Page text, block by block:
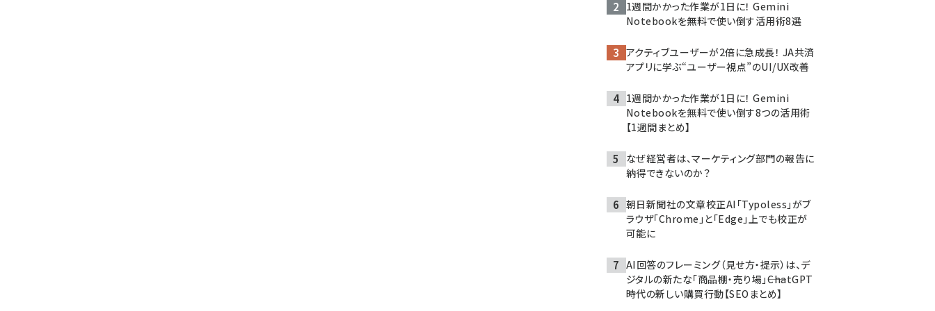
1週間かかった作業が1日に！ Gemini
Notebookを無料で使い倒す活用術8選
アクティブユーザーが2倍に急成長！ JA共済
アプリに学ぶ“ユーザー視点”のUI/UX改善
1週間かかった作業が1日に！ Gemini
Notebookを無料で使い倒す8つの活用術
【1週間まとめ】
なぜ経営者は、マーケティング部門の報告に
納得できないのか？
朝日新聞社の文章校正AI「Typoless」がブ
ラウザ「Chrome」と「Edge」上でも校正が
可能に
AI回答のフレーミング（見せ方・提示）は、デ
ジタルの新たな「商品棚・売り場」――ChatGPT
時代の新しい購買行動【SEOまとめ】